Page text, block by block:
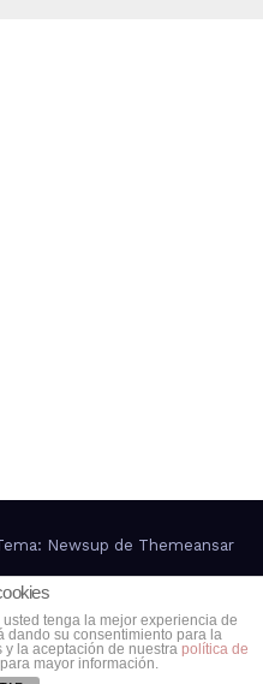
Newsup de Themeansar
Política de cookies
las cookies
tenga la mejor experiencia de
dando su consentimiento para la
la aceptación de nuestra política de
mayor información.